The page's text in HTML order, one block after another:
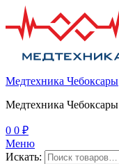
Медтехника Чебоксары
Медтехника Чебоксары
0 0 ₽
Меню
Искать: